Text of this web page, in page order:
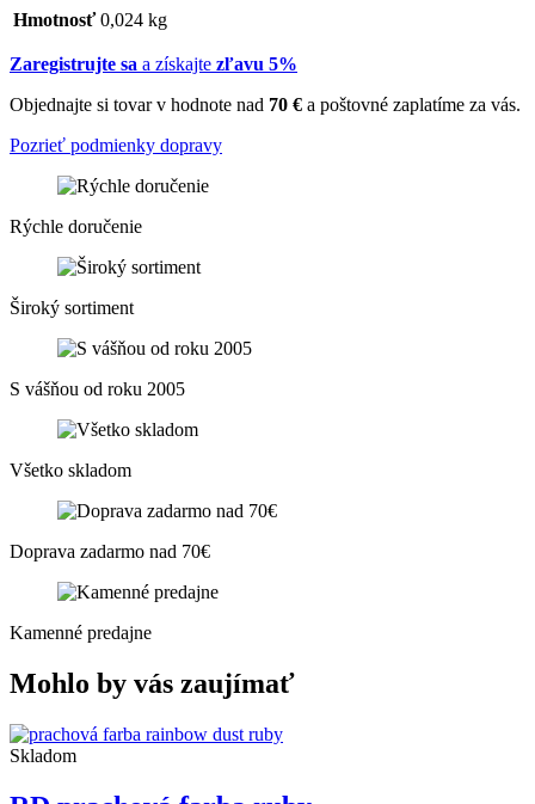
Hmotnosť 0,024 kg
Zaregistrujte sa a získajte zľavu 5%
Objednajte si tovar v hodnote nad 70 € a poštovné zaplatíme za vás.
Pozrieť podmienky dopravy
Rýchle doručenie
Široký sortiment
S vášňou od roku 2005
Všetko skladom
Doprava zadarmo nad 70€
Kamenné predajne
Mohlo by vás zaujímať
Skladom